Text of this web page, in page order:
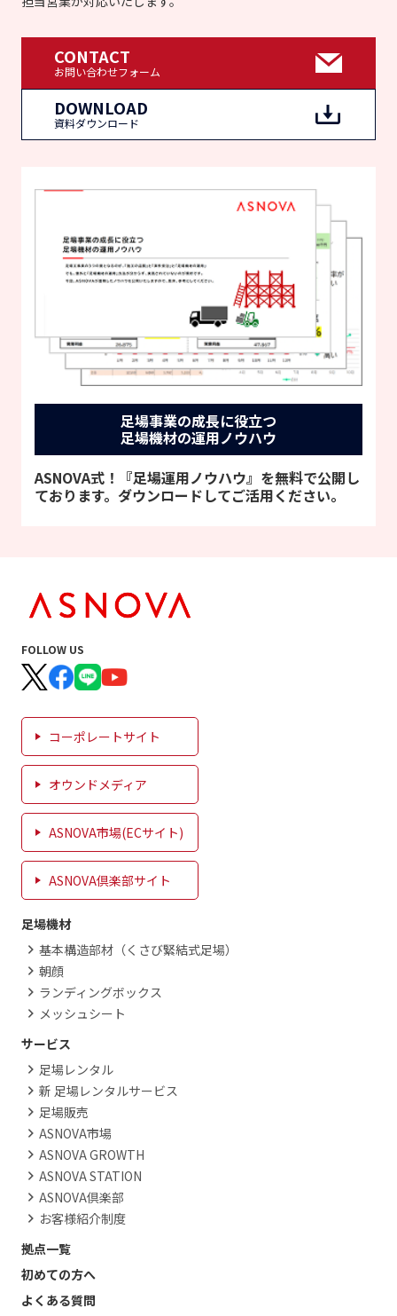
DOWNLOAD
資料ダウンロード
CONTACT
お問い合わせフォーム
足場事業の成長に役立つ
足場機材の運用ノウハウ
ASNOVA式！『足場運用ノウハウ』を無料で公開し
ております。ダウンロードしてご活用ください。
FOLLOW US
コーポレートサイト
オウンドメディア
ASNOVA市場(ECサイト)
ASNOVA倶楽部サイト
足場機材
基本構造部材（くさび緊結式足場）
朝顔
ランディングボックス
メッシュシート
サービス
足場レンタル
新 足場レンタルサービス
足場販売
ASNOVA市場
ASNOVA GROWTH
ASNOVA STATION
ASNOVA倶楽部
お客様紹介制度
拠点一覧
初めての方へ
よくある質問